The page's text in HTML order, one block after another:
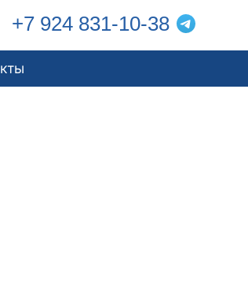
+7 924 831-10-38